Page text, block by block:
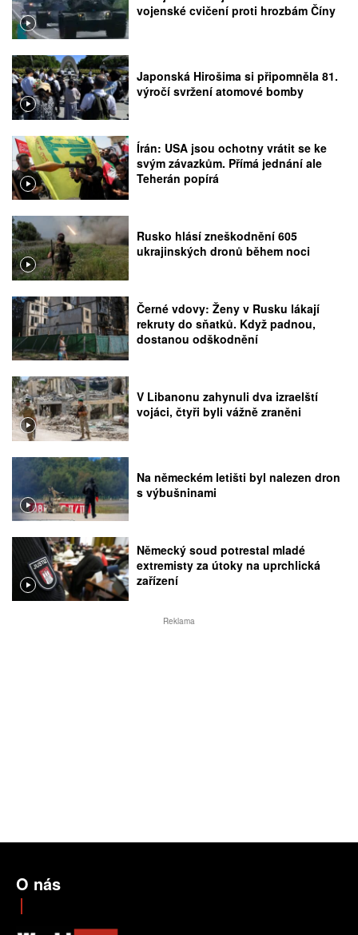
vojenské cvičení proti hrozbám Číny
Japonská Hirošima si připomněla 81.
výročí svržení atomové bomby
Írán: USA jsou ochotny vrátit se ke
svým závazkům. Přímá jednání ale
Teherán popírá
Rusko hlásí zneškodnění 605
ukrajinských dronů během noci
Černé vdovy: Ženy v Rusku lákají
rekruty do sňatků. Když padnou,
dostanou odškodnění
V Libanonu zahynuli dva izraelští
vojáci, čtyři byli vážně zraněni
Na německém letišti byl nalezen dron
s výbušninami
Německý soud potrestal mladé
extremisty za útoky na uprchlická
zařízení
Reklama
O nás